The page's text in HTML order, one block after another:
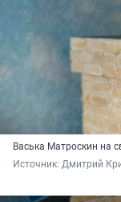
Васька Матроскин на
Источник: Дмитрий